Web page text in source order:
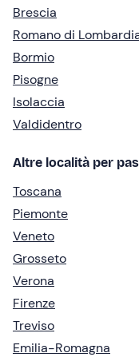
Brescia
Romano di
Bormio
Pisogne
Isolaccia
Valdidentro
Altre località per
Toscana
Piemonte
Veneto
Grosseto
Verona
Firenze
Treviso
Emilia-Romagna